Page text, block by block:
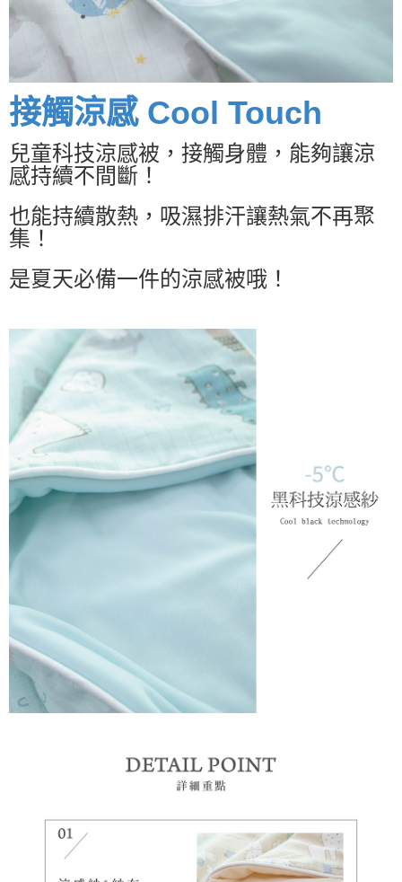
接觸涼感 Cool Touch
兒童科技涼感被，接觸身體，能夠讓涼
感持續不間斷！
也能持續散熱，吸濕排汗讓熱氣不再聚
集！
是夏天必備一件的涼感被哦！